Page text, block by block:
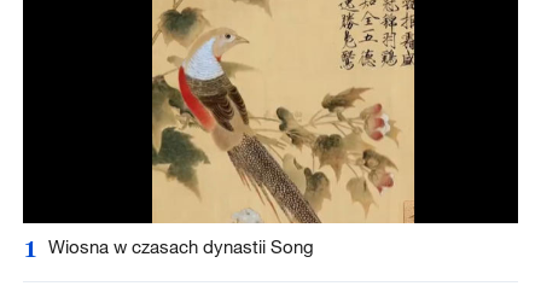
1 Wiosna w czasach dynastii Song